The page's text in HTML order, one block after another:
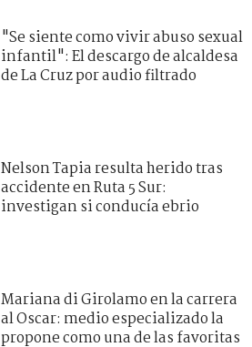
"Se siente como vivir abuso sexual
infantil": El descargo de alcaldesa
de La Cruz por audio filtrado
Nelson Tapia resulta herido tras
accidente en Ruta 5 Sur:
investigan si conducía ebrio
Mariana di Girolamo en la carrera
al Oscar: medio especializado la
propone como una de las favoritas